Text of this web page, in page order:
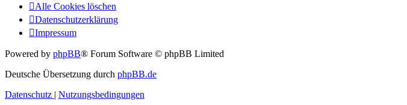
Alle Cookies löschen
Datenschutzerklärung
Impressum
Powered by phpBB® Forum Software © phpBB Limited
Deutsche Übersetzung durch phpBB.de
Datenschutz | Nutzungsbedingungen